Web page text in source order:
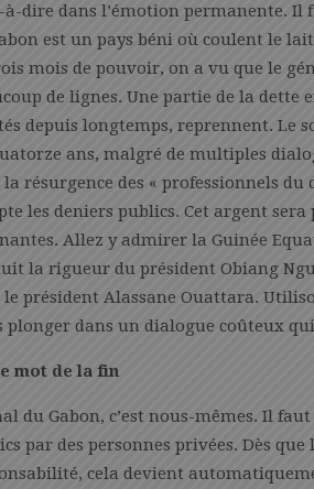
à-dire dans l’émotion permanente.
est un pays béni où coulent le
mois de pouvoir, on a vu que le
de lignes. Une partie de la
depuis longtemps, reprennent. Le
ans, malgré de multiples
la résurgence des « professionnels
les deniers publics. Cet argent
Allez y admirer la Guinée
la rigueur du président Obiang
le président Alassane Ouattara.
plonger dans un dialogue coûteux
mot de la fin
du Gabon, c’est nous-mêmes. Il
par des personnes privées. Dès
cela devient